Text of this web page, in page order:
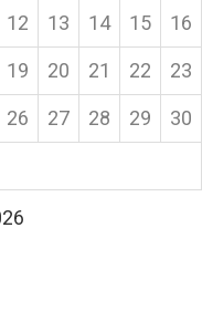
12 13 14 15 16
19 20 21 22 23
26 27 28 29 30